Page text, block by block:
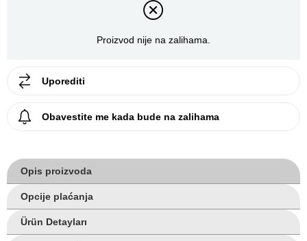
Proizvod nije na zalihama.
Uporediti
Obavestite me kada bude na zalihama
Opis proizvoda
Opcije plaćanja
Ürün Detayları